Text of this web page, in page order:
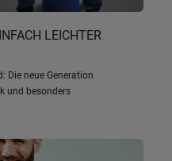
LEICHTER
Die neue Generation
und besonders